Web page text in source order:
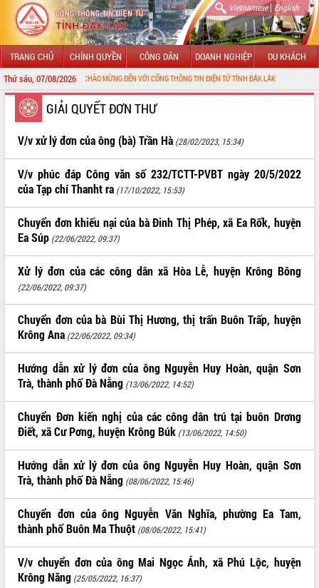
Vietnamese| English
TRANG CHỦ CHÍNH QUYỀN CÔNG DÂN DOANH NGHIỆP DU KHÁCH
Thứ sáu, 07/08/2026CHÀO MỪNG ĐẾN VỚI CỔNG THÔNG TIN ĐIỆN TỬ TỈNH ĐẮK LẮK
GIỚI THIỆU
LÃNH ĐẠO UBND TỈNH
SỞ, BAN, NGÀNH
UBND CÁC XÃ, PHƯỜNG
HỆ THỐNG VĂN BẢN
ĐIỂM TIN VĂN BẢN
QUY HOẠCH - KẾ HOẠCH
GIẢI QUYẾT ĐƠN THƯ
V/v xử lý đơn của ông (bà) Trần Hà (28/02/2023, 15:34)
V/v phúc đáp Công văn số 232/TCTT-PVBT ngày 20/5/2022
của Tạp chí Thanht ra (17/10/2022, 15:53)
Chuyển đơn khiếu nại của bà Đinh Thị Phép, xã Ea Rốk, huyện
Ea Súp (22/06/2022, 09:37)
Xử lý đơn của các công dân xã Hòa Lễ, huyện Krông Bông
(22/06/2022, 09:37)
Chuyển đơn của bà Bùi Thị Hương, thị trấn Buôn Trấp, huyện
Krông Ana (22/06/2022, 09:34)
Hướng dẫn xử lý đơn của ông Nguyễn Huy Hoàn, quận Sơn
Trà, thành phố Đà Nẵng (13/06/2022, 14:52)
Chuyển Đơn kiến nghị của các công dân trú tại buôn Drơng
Điết, xã Cư Pơng, huyện Krông Búk (13/06/2022, 14:50)
Hướng dẫn xử lý đơn của ông Nguyễn Huy Hoàn, quận Sơn
Trà, thành phố Đà Nẵng (08/06/2022, 15:46)
Chuyển đơn của ông Nguyễn Văn Nghĩa, phường Ea Tam,
thành phố Buôn Ma Thuột (08/06/2022, 15:41)
V/v chuyển đơn của ông Mai Ngọc Ánh, xã Phú Lộc, huyện
Krông Năng (25/05/2022, 16:37)